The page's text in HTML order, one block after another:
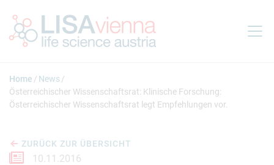
Home
News
Österreichischer Wissenschaftsrat: Klinische Forschung:
Österreichischer Wissenschaftsrat legt Empfehlungen vor.
ZURÜCK ZUR ÜBERSICHT
10.11.2016